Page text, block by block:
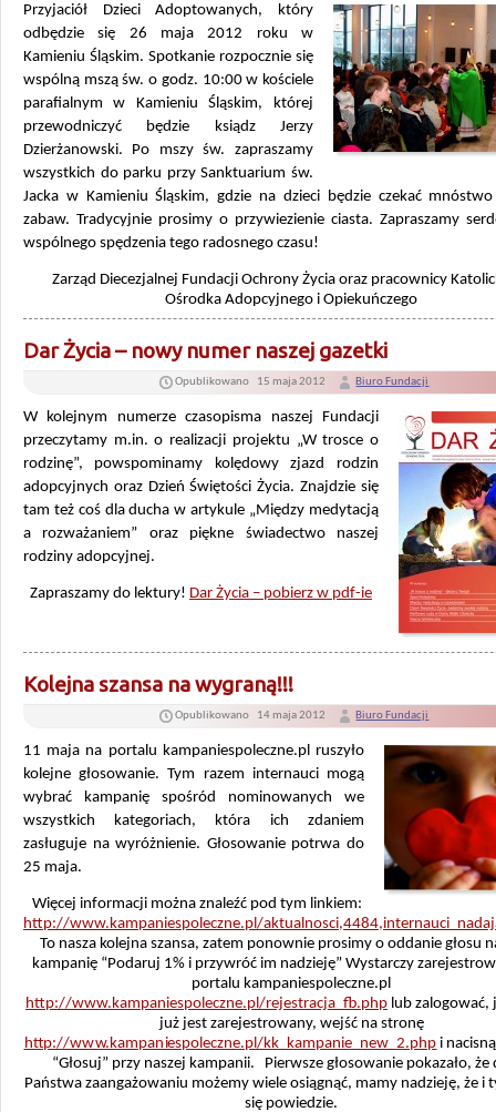
Przyjaciół Dzieci Adoptowanych, który
odbędzie się 26 maja 2012 roku w
Kamieniu Śląskim. Spotkanie rozpocznie się
wspólną mszą św. o godz. 10:00 w kościele
parafialnym w Kamieniu Śląskim, której
przewodniczyć będzie ksiądz Jerzy
Dzierżanowski. Po mszy św. zapraszamy
wszystkich do parku przy Sanktuarium św.
Jacka w Kamieniu Śląskim, gdzie na dzieci będzie czekać
zabaw. Tradycyjnie prosimy o przywiezienie ciasta. Zapraszamy
wspólnego spędzenia tego radosnego czasu!
Zarząd Diecezjalnej Fundacji Ochrony Życia oraz pracownicy
Ośrodka Adopcyjnego i Opiekuńczego
Dar Życia – nowy numer naszej gazetki
Opublikowano 15 maja 2012 Biuro Fundacji
W kolejnym numerze czasopisma naszej Fundacji
przeczytamy m.in. o realizacji projektu „W trosce o
rodzinę”, powspominamy kolędowy zjazd rodzin
adopcyjnych oraz Dzień Świętości Życia. Znajdzie się
tam też coś dla ducha w artykule „Między medytacją
a rozważaniem” oraz piękne świadectwo naszej
rodziny adopcyjnej.
Zapraszamy do lektury! Dar Życia – pobierz w pdf-ie
Kolejna szansa na wygraną!!!
Opublikowano 14 maja 2012 Biuro Fundacji
11 maja na portalu kampaniespoleczne.pl ruszyło
kolejne głosowanie. Tym razem internauci mogą
wybrać kampanię spośród nominowanych we
wszystkich kategoriach, która ich zdaniem
zasługuje na wyróżnienie. Głosowanie potrwa do
25 maja.
Więcej informacji można znaleźć pod tym linkiem:
http://www.kampaniespoleczne.pl/
To nasza kolejna szansa, zatem ponownie prosimy o oddanie głosu
kampanię “Podaruj 1% i przywróć im nadzieję” Wystarczy
portalu kampaniespoleczne.pl
http://www.kampaniespoleczne.pl/rejestracja_fb.php lub zalogować,
już jest zarejestrowany, wejść na stronę
http://www.kampaniespoleczne.pl/kk_kampanie_new_2.php i
“Głosuj” przy naszej kampanii. Pierwsze głosowanie pokazało, że
Państwa zaangażowaniu możemy wiele osiągnąć, mamy nadzieję, że i
się powiedzie.